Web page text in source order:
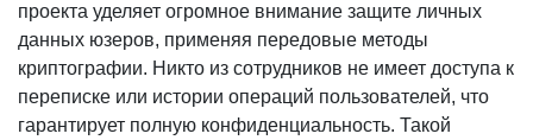
проекта уделяет огромное внимание защите личных
данных юзеров, применяя передовые методы
криптографии. Никто из сотрудников не имеет доступа к
переписке или истории операций пользователей, что
гарантирует полную конфиденциальность. Такой